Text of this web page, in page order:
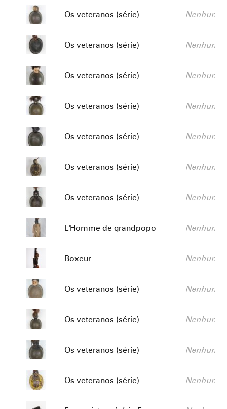
Título:
Os veteranos (série) Descrição:
Nenhum
Título:
Os veteranos (série) Descrição:
Nenhum
Título:
Os veteranos (série) Descrição:
Nenhum
Título:
Os veteranos (série) Descrição:
Nenhum
Título:
Os veteranos (série) Descrição:
Nenhum
Título:
Os veteranos (série) Descrição:
Nenhum
Título:
Os veteranos (série) Descrição:
Nenhum
Título:
L'Homme de grandpopo Descrição:
Nenhum
Título:
Boxeur Descrição:
Nenhum
Título:
Os veteranos (série) Descrição:
Nenhum
Título:
Os veteranos (série) Descrição:
Nenhum
Título:
Os veteranos (série) Descrição:
Nenhum
Título:
Os veteranos (série) Descrição:
Nenhum